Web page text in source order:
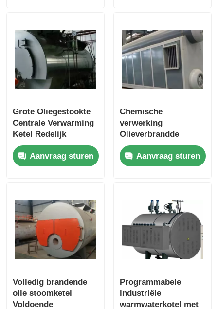
Grote Oliegestookte
Centrale Verwarming
Ketel Redelijk
Ontwerp Uitstekende
Uitbreidbaarheid
Aanvraag sturen
Chemische
verwerking
Olieverbrandde
industriële
warmwaterketel met
mobiele rookdoos
Aanvraag sturen
Volledig brandende
olie stoomketel
Voldoende
Programmabele
industriële
warmwaterkotel met